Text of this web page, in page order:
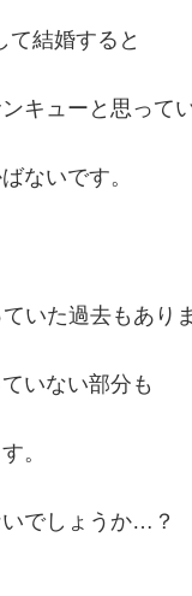
て結婚すると
キューと思って
ないです。
いた過去もあり
いない部分も
。
でしょうか…？